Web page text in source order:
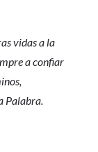
vidas a la
a confiar
Palabra.